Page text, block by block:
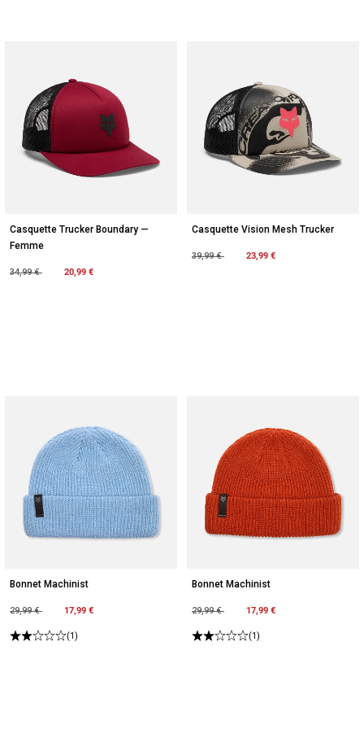
Casquette Trucker Boundary —
Femme
Price reduced from
34,99 €to 20,99 €
Casquette Vision Mesh Trucker
Price reduced from
39,99 €to 23,99 €
Bonnet Machinist
Price reduced from
29,99 €to 17,99 €
(1)
Bonnet Machinist
Price reduced from
29,99 €to 17,99 €
(1)